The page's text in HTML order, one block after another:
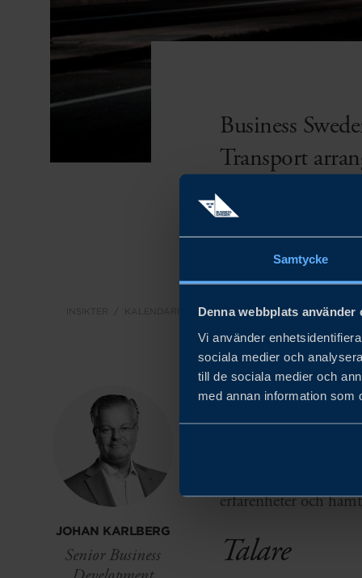
Samtycke
Denna webbplats använder
Vi använder
sociala medier och
till de sociala medier och
med annan information som
Business
Transport
kommer att
LOGISTIK & TRANSPORT
JOHAN KARLBERG
Senior Business
Delta på Nordens
mötesplatsen för dig
erfarenheter och
Talare